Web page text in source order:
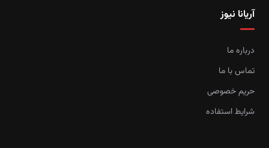
آریانا نیوز
درباره ما
تماس با ما
حریم خصوصی
شرایط استفاده